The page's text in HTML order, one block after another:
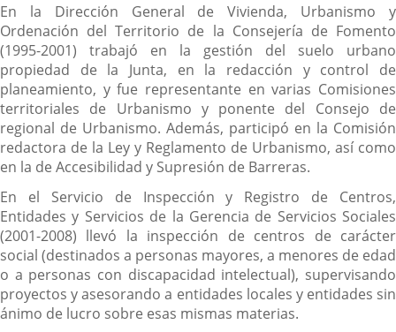
En la Dirección General de Vivienda, Urbanismo y
Ordenación del Territorio de la Consejería de Fomento
(1995-2001) trabajó en la gestión del suelo urbano
propiedad de la Junta, en la redacción y control de
planeamiento, y fue representante en varias Comisiones
territoriales de Urbanismo y ponente del Consejo de
regional de Urbanismo. Además, participó en la Comisión
redactora de la Ley y Reglamento de Urbanismo, así como
en la de Accesibilidad y Supresión de Barreras.
En el Servicio de Inspección y Registro de Centros,
Entidades y Servicios de la Gerencia de Servicios Sociales
(2001-2008) llevó la inspección de centros de carácter
social (destinados a personas mayores, a menores de edad
o a personas con discapacidad intelectual), supervisando
proyectos y asesorando a entidades locales y entidades sin
ánimo de lucro sobre esas mismas materias.